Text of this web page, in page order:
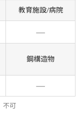
教育施設/病院
鋼構造物
不可